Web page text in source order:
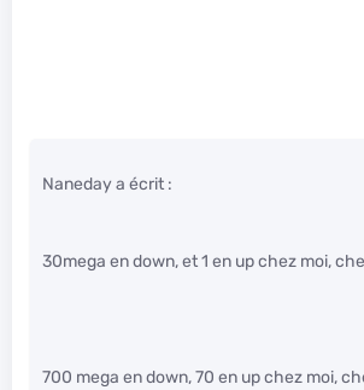
Naneday a écrit :
30mega en down, et 1 en up chez moi,
700 mega en down, 70 en up chez moi,